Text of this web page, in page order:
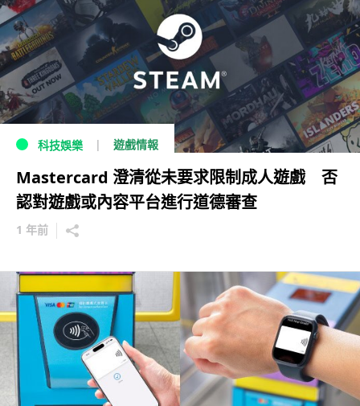
科技娛樂 遊戲情報
Mastercard 澄清從未要求限制成人遊戲 否
認對遊戲或內容平台進行道德審查
1 年前